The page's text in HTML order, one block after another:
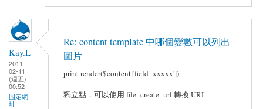
Kay.L
2011-
02-11
(週五)
00:52
固定網
址
Re: content template 中哪個變數可以列出
圖片
print render($content['field_xxxxx'])
獨立點，可以使用 file_create_url 轉換 URI